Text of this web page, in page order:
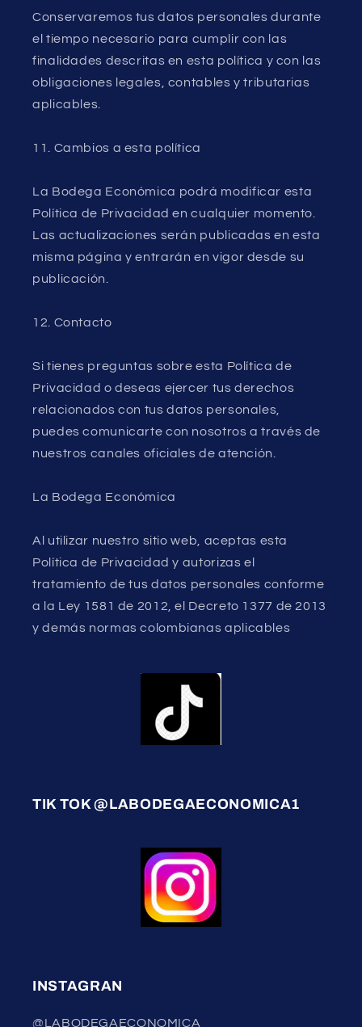
Conservaremos tus datos personales durante
el tiempo necesario para cumplir con las
finalidades descritas en esta política y con las
obligaciones legales, contables y tributarias
aplicables.
11. Cambios a esta política
La Bodega Económica podrá modificar esta
Política de Privacidad en cualquier momento.
Las actualizaciones serán publicadas en esta
misma página y entrarán en vigor desde su
publicación.
12. Contacto
Si tienes preguntas sobre esta Política de
Privacidad o deseas ejercer tus derechos
relacionados con tus datos personales,
puedes comunicarte con nosotros a través de
nuestros canales oficiales de atención.
La Bodega Económica
Al utilizar nuestro sitio web, aceptas esta
Política de Privacidad y autorizas el
tratamiento de tus datos personales conforme
a la Ley 1581 de 2012, el Decreto 1377 de 2013
y demás normas colombianas aplicables
TIK TOK @LABODEGAECONOMICA1
INSTAGRAN
@LABODEGAECONOMICA